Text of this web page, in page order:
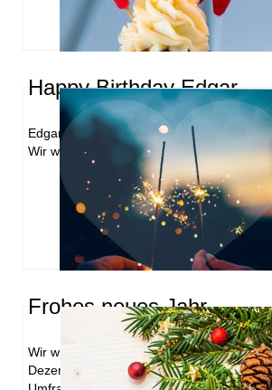
Happy Birthday Edgar
Edgar feierte am Wochenende seinen
Wir wünschen Edgar nur das Allerbeste
Frohes neues Jahr
Wir wünschen Ihnen einen guten Start ins
Dezember wurden gigantische 1181 Euro